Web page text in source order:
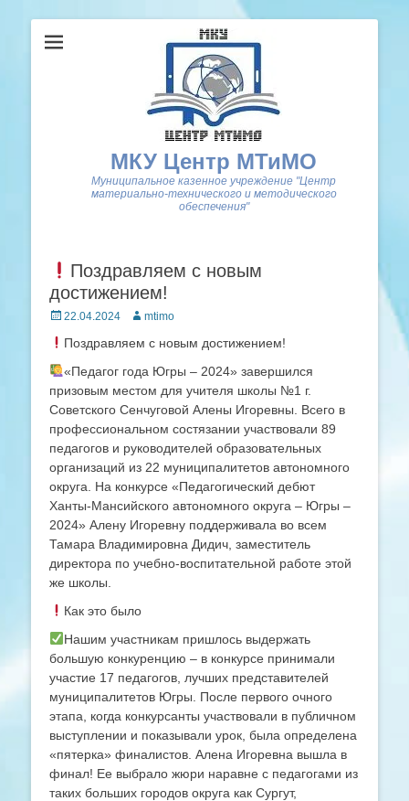
МКУ Центр МТиМО
Муниципальное казенное учреждение "Центр
материально-технического и методического
обеспечения"
Поздравляем с новым
достижением!
Posted
22.04.2024 Author
mtimo
Поздравляем с новым достижением!
«Педагог года Югры – 2024» завершился
призовым местом для учителя школы №1 г.
Советского Сенчуговой Алены Игоревны. Всего в
профессиональном состязании участвовали 89
педагогов и руководителей образовательных
организаций из 22 муниципалитетов автономного
округа. На конкурсе «Педагогический дебют
Ханты-Мансийского автономного округа – Югры –
2024» Алену Игоревну поддерживала во всем
Тамара Владимировна Дидич, заместитель
директора по учебно-воспитательной работе этой
же школы.
Как это было
Нашим участникам пришлось выдержать
большую конкуренцию – в конкурсе принимали
участие 17 педагогов, лучших представителей
муниципалитетов Югры. После первого очного
этапа, когда конкурсанты участвовали в публичном
выступлении и показывали урок, была определена
«пятерка» финалистов. Алена Игоревна вышла в
финал! Ее выбрало жюри наравне с педагогами из
таких больших городов округа как Сургут,